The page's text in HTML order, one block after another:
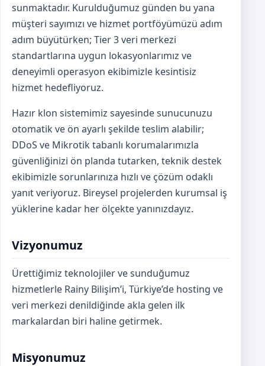
sunmaktadır. Kurulduğumuz günden bu yana
müşteri sayımızı ve hizmet portföyümüzü adım
adım büyütürken; Tier 3 veri merkezi
standartlarına uygun lokasyonlarımız ve
deneyimli operasyon ekibimizle kesintisiz
hizmet hedefliyoruz.
Hazır klon sistemimiz sayesinde sunucunuzu
otomatik ve ön ayarlı şekilde teslim alabilir;
DDoS ve Mikrotik tabanlı korumalarımızla
güvenliğinizi ön planda tutarken, teknik destek
ekibimizle sorunlarınıza hızlı ve çözüm odaklı
yanıt veriyoruz. Bireysel projelerden kurumsal iş
yüklerine kadar her ölçekte yanınızdayız.
Vizyonumuz
Ürettiğimiz teknolojiler ve sunduğumuz
hizmetlerle Rainy Bilişim’i, Türkiye’de hosting ve
veri merkezi denildiğinde akla gelen ilk
markalardan biri haline getirmek.
Misyonumuz